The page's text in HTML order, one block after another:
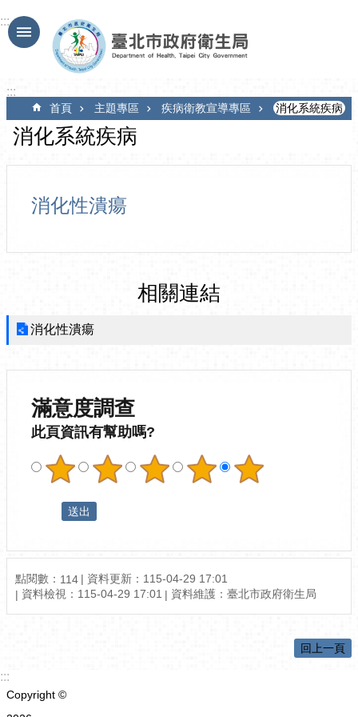
跳到主要內容區塊
:::
:::
首頁 主題專區 疾病衛教宣導專區 消化系統疾病
消化系統疾病
消化性潰瘍
相關連結
消化性潰瘍
滿意度調查
此頁資訊有幫助嗎?
點閱數： 114
資料更新：115-04-29 17:01
資料檢視：115-04-29 17:01
資料維護：臺北市政府衛生局
回上一頁
:::
Copyright ©